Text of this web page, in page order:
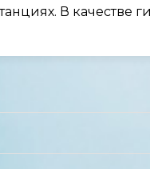
В качестве